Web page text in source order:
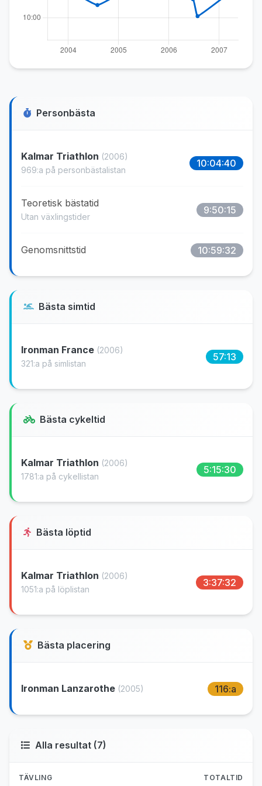
Personbästa
Kalmar Triathlon (2006)
969:a på personbästalistan
10:04:40
Teoretisk bästatid
Utan växlingstider
9:50:15
Genomsnittstid 10:59:32
Bästa simtid
Ironman France (2006)
321:a på simlistan
57:13
Bästa cykeltid
Kalmar Triathlon (2006)
1781:a på cykellistan
5:15:30
Bästa löptid
Kalmar Triathlon (2006)
1051:a på löplistan
3:37:32
Bästa placering
Ironman Lanzarothe (2005) 116:a
Alla resultat (7)
TÄVLING TOTALTID